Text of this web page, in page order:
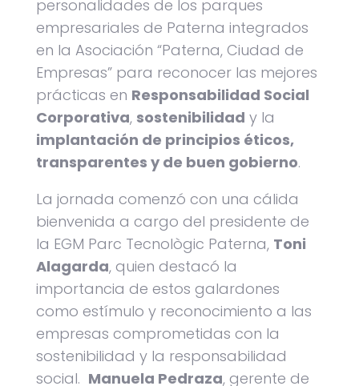
personalidades de los parques
empresariales de Paterna integrados
en la Asociación “Paterna, Ciudad de
Empresas” para reconocer las mejores
prácticas en Responsabilidad Social
Corporativa, sostenibilidad y la
implantación de principios éticos,
transparentes y de buen gobierno.
La jornada comenzó con una cálida
bienvenida a cargo del presidente de
la EGM Parc Tecnològic Paterna, Toni
Alagarda, quien destacó la
importancia de estos galardones
como estímulo y reconocimiento a las
empresas comprometidas con la
sostenibilidad y la responsabilidad
social. Manuela Pedraza, gerente de